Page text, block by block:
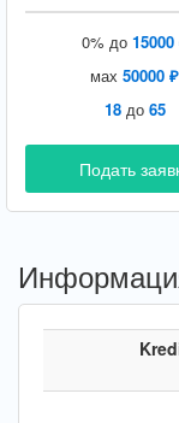
0% до 15000
мах 50000 ₽
18до 65
Подать